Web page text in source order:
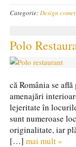
Categorie:Design
Polo
că România se
amenajări
lejeritate în
sunt numeroase
originalitate, iar
[…] mai mult »